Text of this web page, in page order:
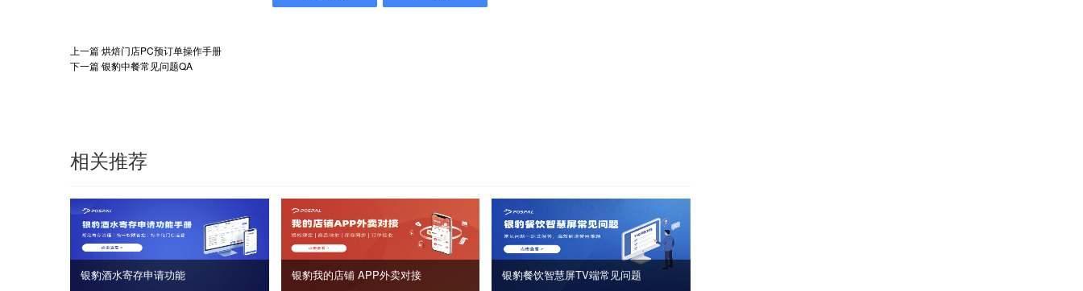
上一篇烘焙门店PC预订单操作手册
下一篇银豹中餐常见问题QA
相关推荐
银豹酒水寄存申请功能 银豹我的店铺 APP外卖对接 银豹餐饮智慧屏TV端常见问题